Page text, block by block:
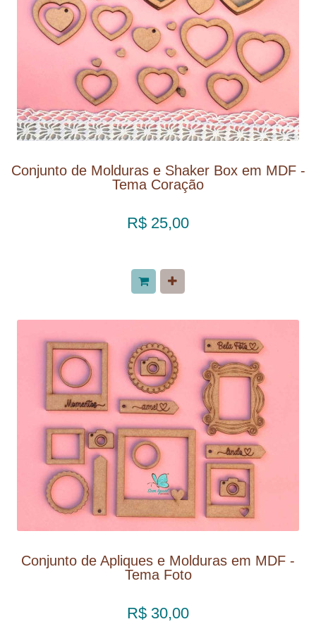
Conjunto de Molduras e Shaker Box em MDF -
Tema Coração
R$ 25,00
Conjunto de Apliques e Molduras em MDF -
Tema Foto
R$ 30,00